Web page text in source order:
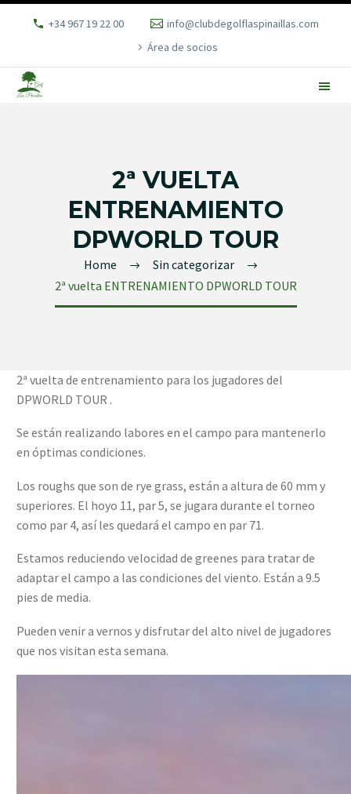
+34 967 19 22 00
info@clubdegolflaspinaillas.com
Área de socios
2ª VUELTA
ENTRENAMIENTO
DPWORLD TOUR
Home
Sin categorizar
2ª vuelta ENTRENAMIENTO DPWORLD TOUR
2ª vuelta de entrenamiento para los jugadores del
DPWORLD TOUR .
Se están realizando labores en el campo para mantenerlo
en óptimas condiciones.
Los roughs que son de rye grass, están a altura de 60 mm y
superiores. El hoyo 11, par 5, se jugara durante el torneo
como par 4, así les quedará el campo en par 71.
Estamos reduciendo velocidad de greenes para tratar de
adaptar el campo a las condiciones del viento. Están a 9.5
pies de media.
Pueden venir a vernos y disfrutar del alto nivel de jugadores
que nos visitan esta semana.